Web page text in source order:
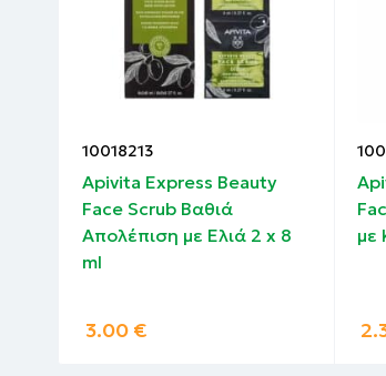
10018213
Apivita Express Beauty
Face Scrub Βαθιά
Απολέπιση με Ελιά 2 x 8
ml
3.00 €
με